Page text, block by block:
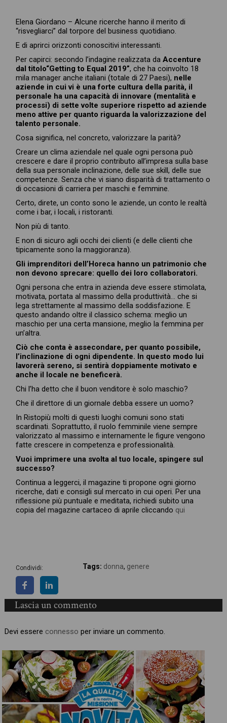
Elena Giordano – Alcune ricerche hanno il merito di
“risvegliarci” dal torpore del business quotidiano.
E di aprirci orizzonti conoscitivi interessanti.
Per capirci: secondo l’indagine realizzata da Accenture
dal titolo“Getting to Equal 2019”, che ha coinvolto 18
mila manager anche italiani (totale di 27 Paesi), nelle
aziende in cui vi è una forte cultura della parità, il
personale ha una capacità di innovare (mentalità e
processi) di sette volte superiore rispetto ad aziende
meno attive per quanto riguarda la valorizzazione del
talento personale.
Cosa significa, nel concreto, valorizzare la parità?
Creare un clima aziendale nel quale ogni persona può
crescere e dare il proprio contributo all’impresa sulla base
della sua personale inclinazione, delle sue skill, delle sue
competenze. Senza che vi siano disparità di trattamento o
di occasioni di carriera per maschi e femmine.
Certo, direte, un conto sono le aziende, un conto le realtà
come i bar, i locali, i ristoranti.
Non più di tanto.
E non di sicuro agli occhi dei clienti (e delle clienti che
tipicamente sono la maggioranza).
Gli imprenditori dell’Horeca hanno un patrimonio che
non devono sprecare: quello dei loro collaboratori.
Ogni persona che entra in azienda deve essere stimolata,
motivata, portata al massimo della produttività… che si
lega strettamente al massimo della soddisfazione. E
questo andando oltre il classico schema: meglio un
maschio per una certa mansione, meglio la femmina per
un’altra.
Ciò che conta è assecondare, per quanto possibile,
l’inclinazione di ogni dipendente. In questo modo lui
lavorerà sereno, si sentirà doppiamente motivato e
anche il locale ne beneficerà.
Chi l’ha detto che il buon venditore è solo maschio?
Che il direttore di un giornale debba essere un uomo?
In Ristopiù molti di questi luoghi comuni sono stati
scardinati. Soprattutto, il ruolo femminile viene sempre
valorizzato al massimo e internamente le figure vengono
fatte crescere in competenza e professionalità.
Vuoi imprimere una svolta al tuo locale, spingere sul
successo?
Continua a leggerci, il magazine ti propone ogni giorno
ricerche, dati e consigli sul mercato in cui operi. Per una
riflessione più puntuale e meditata, richiedi subito una
copia del magazine cartaceo di aprile cliccando qui
Condividi: Tags: donna, genere
Lascia un commento
Devi essere connesso per inviare un commento.